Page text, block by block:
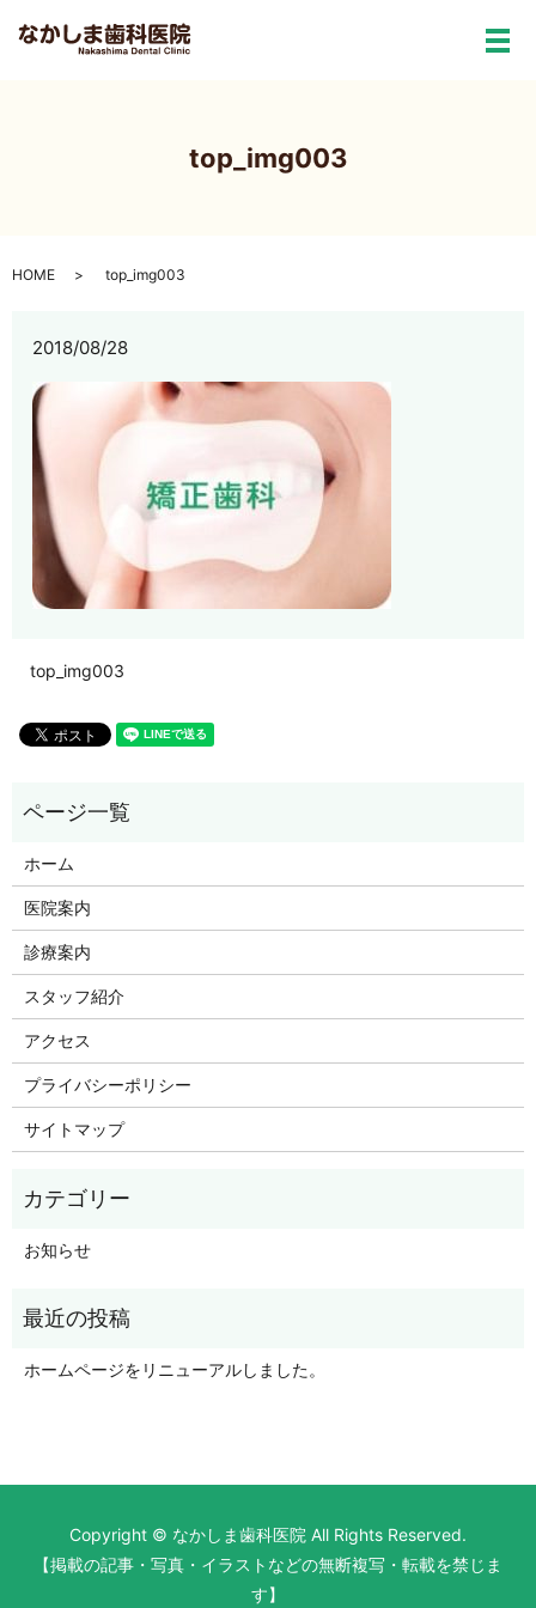
メ
top_img003
HOME top_img003
2018/08/28
top_img003
ホーム
医院案内
診療案内
スタッフ紹介
アクセス
プライバシーポリシー
サイトマップ
お知らせ
ホームページをリニューアルしました。
Copyright © なかしま歯科医院 All Rights Reserved.
【掲載の記事・写真・イラストなどの無断複写・転載を禁じま
す】